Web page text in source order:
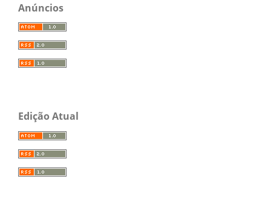
Anúncios
Edição Atual